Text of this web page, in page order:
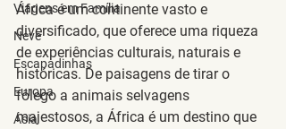
Viagens em Família
Neve
Escapadinhas
Europa
Ásia
África é um continente vasto e
diversificado, que oferece uma riqueza
de experiências culturais, naturais e
históricas. De paisagens de tirar o
fôlego a animais selvagens
majestosos, a África é um destino que